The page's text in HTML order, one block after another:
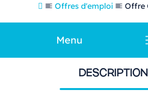
Offres d'emploi Offre
Menu
DESCRIPTION